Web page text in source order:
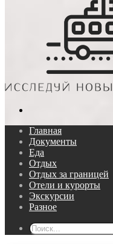
Главная
Документы
Еда
Отдых
Отдых за границей
Отели и курорты
Экскурсии
Разное